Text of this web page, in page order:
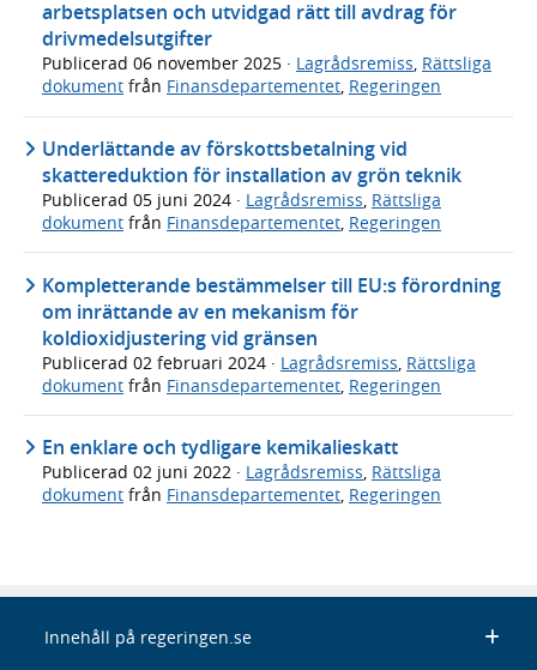
arbetsplatsen och utvidgad rätt till avdrag för
drivmedelsutgifter
Publicerad 06 november 2025 · Lagrådsremiss, Rättsliga
dokument från Finansdepartementet, Regeringen
Underlättande av förskottsbetalning vid
skattereduktion för installation av grön teknik
Publicerad 05 juni 2024 · Lagrådsremiss, Rättsliga
dokument från Finansdepartementet, Regeringen
Kompletterande bestämmelser till EU:s förordning
om inrättande av en mekanism för
koldioxidjustering vid gränsen
Publicerad 02 februari 2024 · Lagrådsremiss Rättsliga
dokument från Finansdepartementet Regeringen
En enklare och tydligare kemikalieskatt
Publicerad 02 juni 2022 · Lagrådsremiss, Rättsliga
dokument från Finansdepartementet, Regeringen
Innehåll på regeringen.se